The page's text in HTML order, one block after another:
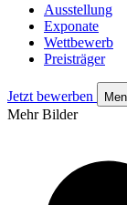
Ausstellung
Exponate
Wettbewerb
Preisträger
Jetzt bewerben
Mehr Bilder